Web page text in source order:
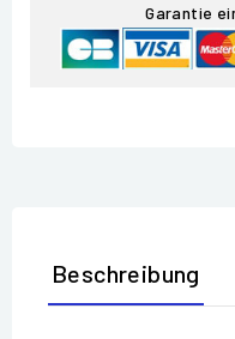
Garantie
Beschreibung